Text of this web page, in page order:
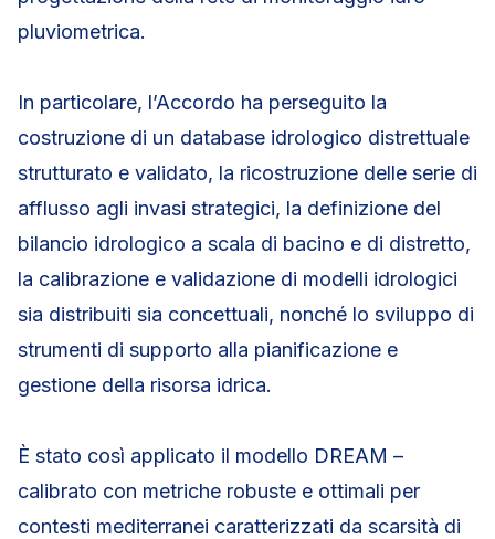
pluviometrica.
In particolare, l’Accordo ha perseguito la
costruzione di un database idrologico distrettuale
strutturato e validato, la ricostruzione delle serie di
afflusso agli invasi strategici, la definizione del
bilancio idrologico a scala di bacino e di distretto,
la calibrazione e validazione di modelli idrologici
sia distribuiti sia concettuali, nonché lo sviluppo di
strumenti di supporto alla pianificazione e
gestione della risorsa idrica.
È stato così applicato il modello DREAM –
calibrato con metriche robuste e ottimali per
contesti mediterranei caratterizzati da scarsità di